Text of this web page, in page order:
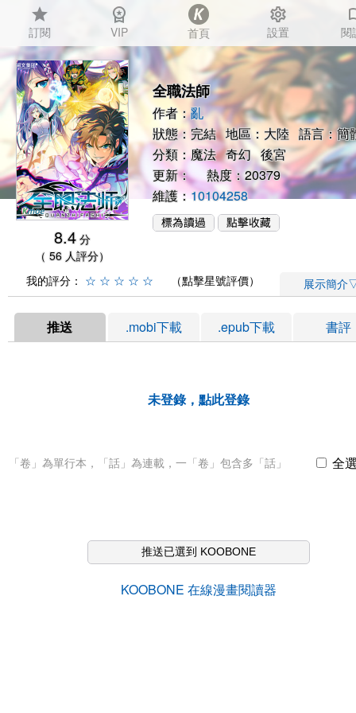
star
訂閱
workspace_premium
VIP 首頁
settings
設置 閱
8.4 分
（ 56 人評分）
全職法師
作者：亂
狀態：完結 地區：大陸 語言：簡
分類：魔法 奇幻 後宮
更新： 熱度：20379
維護：10104258
我的評分： ☆ ☆ ☆ ☆ ☆ （點擊星號評價） 展示簡介
推送 .mobi下載 .epub下載 書評
未登錄，點此登錄
「卷」為單行本，「話」為連載，一「卷」包含多「話」 全
推送已選到 KOOBONE
KOOBONE 在線漫畫閱讀器